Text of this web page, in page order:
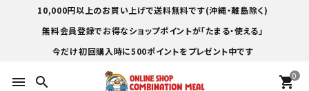
10,000円以上のお買い上げで送料無料です(沖縄・離島除く)
無料会員登録でお得なショップポイントが「たまる・使える」
今だけ初回購入時に500ポイントをプレゼント中です
menu search 0
shopping_cart